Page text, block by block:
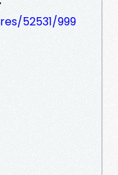
52531/999